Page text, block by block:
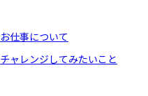
お仕事について
チャレンジしてみたいこと